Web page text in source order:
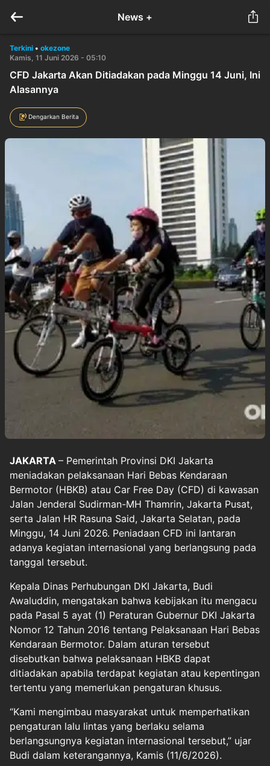
News +
Terkini • okezone
Kamis, 11 Juni 2026 - 05:10
CFD Jakarta Akan Ditiadakan pada Minggu 14 Juni, Ini
Alasannya
Dengarkan Berita
JAKARTA – Pemerintah Provinsi DKI Jakarta
meniadakan pelaksanaan Hari Bebas Kendaraan
Bermotor (HBKB) atau Car Free Day (CFD) di kawasan
Jalan Jenderal Sudirman-MH Thamrin, Jakarta Pusat,
serta Jalan HR Rasuna Said, Jakarta Selatan, pada
Minggu, 14 Juni 2026. Peniadaan CFD ini lantaran
adanya kegiatan internasional yang berlangsung pada
tanggal tersebut.
Kepala Dinas Perhubungan DKI Jakarta, Budi
Awaluddin, mengatakan bahwa kebijakan itu mengacu
pada Pasal 5 ayat (1) Peraturan Gubernur DKI Jakarta
Nomor 12 Tahun 2016 tentang Pelaksanaan Hari Bebas
Kendaraan Bermotor. Dalam aturan tersebut
disebutkan bahwa pelaksanaan HBKB dapat
ditiadakan apabila terdapat kegiatan atau kepentingan
tertentu yang memerlukan pengaturan khusus.
“Kami mengimbau masyarakat untuk memperhatikan
pengaturan lalu lintas yang berlaku selama
berlangsungnya kegiatan internasional tersebut,” ujar
Budi dalam keterangannya, Kamis (11/6/2026).